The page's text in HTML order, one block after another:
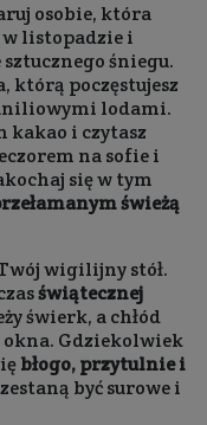
osobie, która
w listopadzie i
śniegu.
którą poczęstujesz
lodami.
kakao i czytasz
na sofie i
się w tym
świeżą
wigilijny stół.
świątecznej
świerk, a chłód
Gdziekolwiek
błogo, przytulnie i
być surowe i